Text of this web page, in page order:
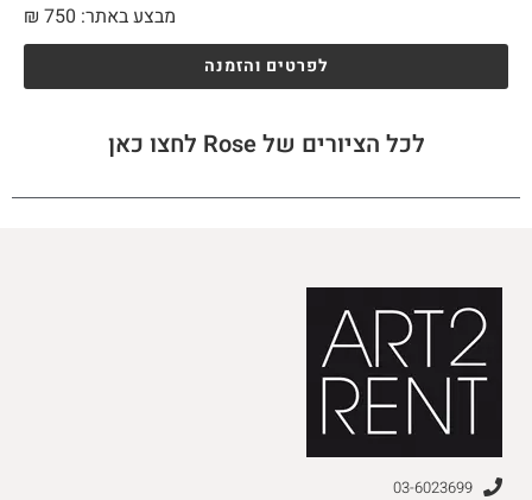
מבצע באתר:
₪ 750
לפרטים והזמנה
לכל הציורים של Rose לחצו כאן
03-6023699